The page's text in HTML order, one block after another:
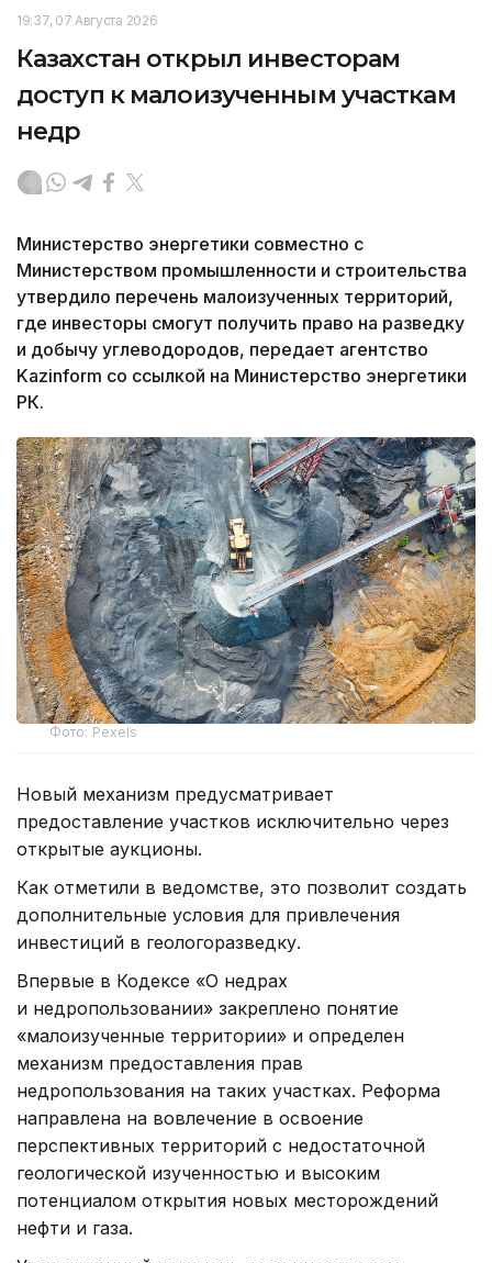
19:37, 07 Августа 2026
Казахстан открыл инвесторам
доступ к малоизученным участкам
недр
Министерство энергетики совместно с
Министерством промышленности и строительства
утвердило перечень малоизученных территорий,
где инвесторы смогут получить право на разведку
и добычу углеводородов, передает агентство
Kazinform со ссылкой на Министерство энергетики
РК.
Фото: Pexels
Новый механизм предусматривает
предоставление участков исключительно через
открытые аукционы.
Как отметили в ведомстве, это позволит создать
дополнительные условия для привлечения
инвестиций в геологоразведку.
Впервые в Кодексе «О недрах
и недропользовании» закреплено понятие
«малоизученные территории» и определен
механизм предоставления прав
недропользования на таких участках. Реформа
направлена на вовлечение в освоение
перспективных территорий с недостаточной
геологической изученностью и высоким
потенциалом открытия новых месторождений
нефти и газа.